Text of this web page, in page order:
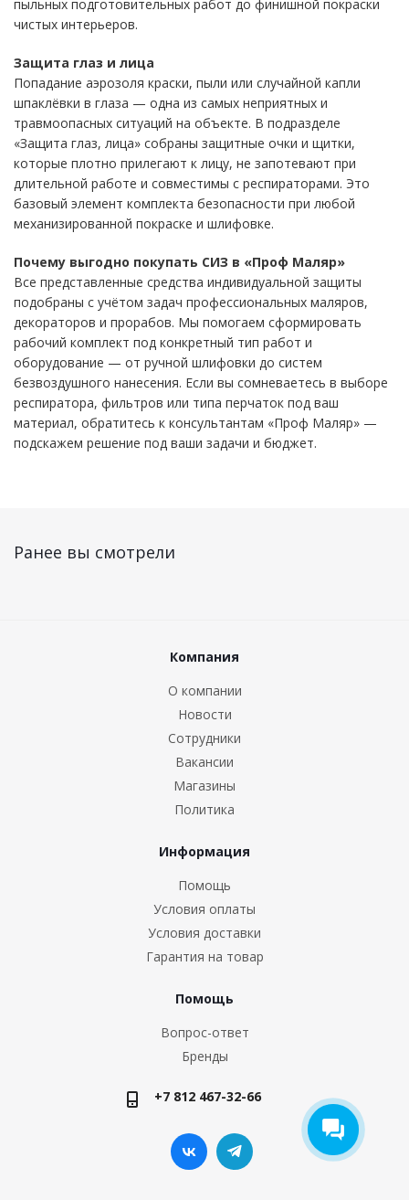
пыльных подготовительных работ до финишной покраски
чистых интерьеров.
Защита глаз и лица
Попадание аэрозоля краски, пыли или случайной капли
шпаклёвки в глаза — одна из самых неприятных и
травмоопасных ситуаций на объекте. В подразделе
«Защита глаз, лица» собраны защитные очки и щитки,
которые плотно прилегают к лицу, не запотевают при
длительной работе и совместимы с респираторами. Это
базовый элемент комплекта безопасности при любой
механизированной покраске и шлифовке.
Почему выгодно покупать СИЗ в «Проф Маляр»
Все представленные средства индивидуальной защиты
подобраны с учётом задач профессиональных маляров,
декораторов и прорабов. Мы помогаем сформировать
рабочий комплект под конкретный тип работ и
оборудование — от ручной шлифовки до систем
безвоздушного нанесения. Если вы сомневаетесь в выборе
респиратора, фильтров или типа перчаток под ваш
материал, обратитесь к консультантам «Проф Маляр» —
подскажем решение под ваши задачи и бюджет.
Ранее вы смотрели
Компания
О компании
Новости
Сотрудники
Вакансии
Магазины
Политика
Информация
Помощь
Условия оплаты
Условия доставки
Гарантия на товар
Помощь
Вопрос-ответ
Бренды
+7 812 467-32-66